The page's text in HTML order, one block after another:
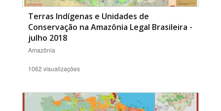
Terras Indígenas e Unidades de
Conservação na Amazônia Legal Brasileira -
julho 2018
Amazônia
1062 visualizações